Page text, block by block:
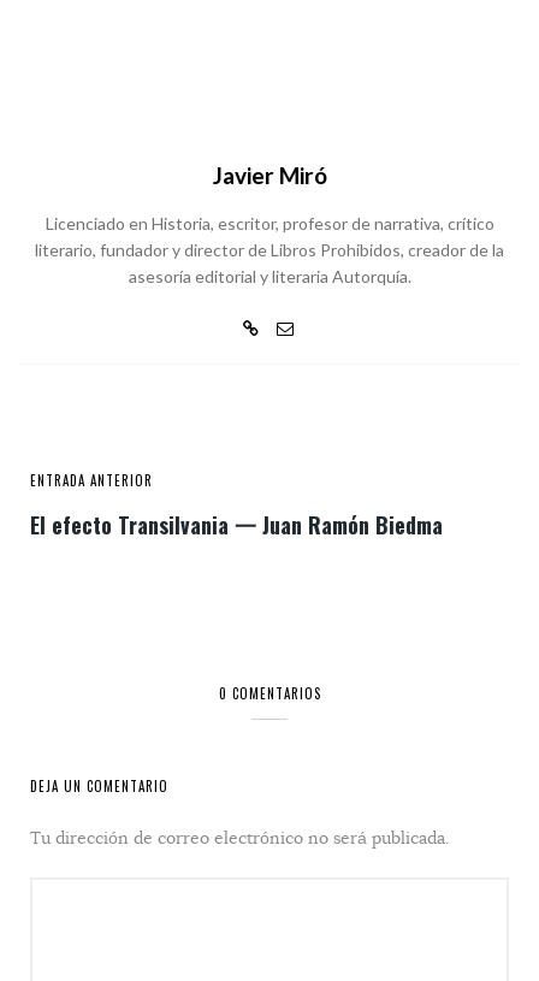
Javier Miró
Licenciado en Historia, escritor, profesor de narrativa, crítico
literario, fundador y director de Libros Prohibidos, creador de la
asesoría editorial y literaria Autorquía.
ENTRADA ANTERIOR
El efecto Transilvania 一 Juan Ramón Biedma
0 COMENTARIOS
DEJA UN COMENTARIO
Tu dirección de correo electrónico no será publicada.